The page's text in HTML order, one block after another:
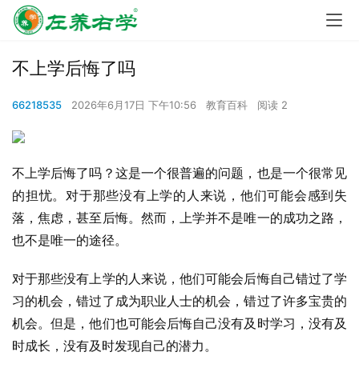
不上学后悔了吗
66218535 2026年6月17日 下午10:56 教育百科 阅读 2
不上学后悔了吗？这是一个很普遍的问题，也是一个很常见
的担忧。对于那些没有上学的人来说，他们可能会感到失
落，焦虑，甚至后悔。然而，上学并不是唯一的成功之路，
也不是唯一的途径。
对于那些没有上学的人来说，他们可能会后悔自己错过了学
习的机会，错过了成为职业人士的机会，错过了许多宝贵的
机会。但是，他们也可能会后悔自己没有及时学习，没有及
时成长，没有及时发现自己的潜力。